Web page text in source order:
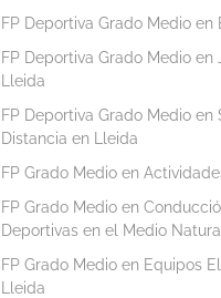
FP Deportiva Grado Medio
FP Deportiva Grado Medio
Lleida
FP Deportiva Grado Medio
Distancia en Lleida
FP Grado Medio en
FP Grado Medio en
Deportivas en el Medio
FP Grado Medio en Equipos
Lleida